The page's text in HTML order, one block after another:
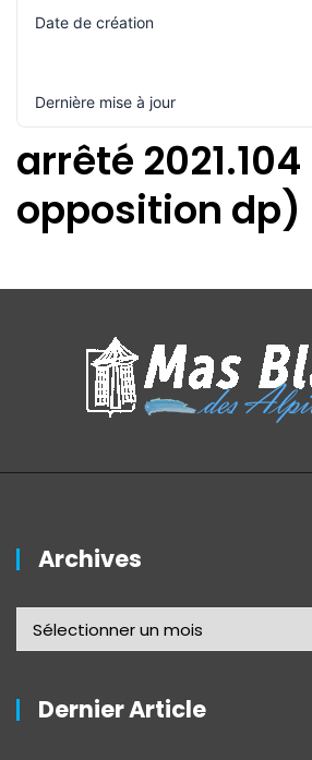
Date de création
Dernière mise à jour
arrêté
opposition dp)
Archives
Dernier Article